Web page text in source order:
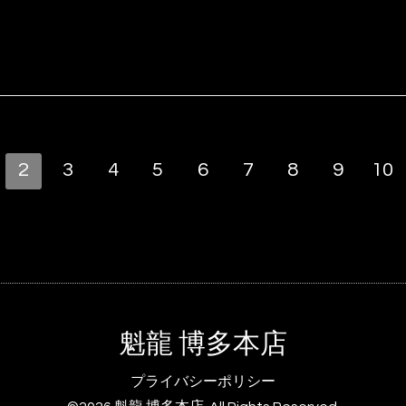
2 3 4 5 6 7 8 9 10
魁龍 博多本店
プライバシーポリシー